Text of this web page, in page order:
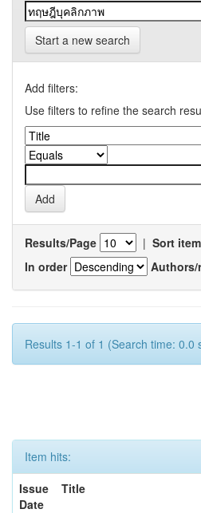
Start a new search
Add filters:
Use filters to refine the search
Results/Page | Sort
In order
Authors/
Results 1-1 of 1 (Search time: 0.0
Item hits:
Issue
Date
Title